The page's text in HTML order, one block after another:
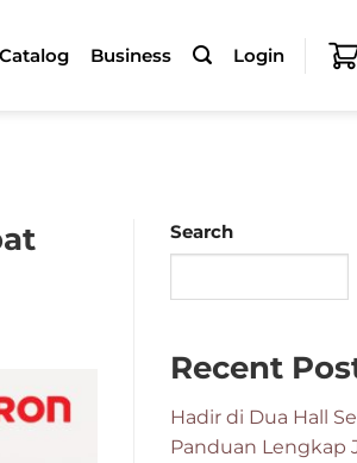
Business Login
Search
Recent
Hadir di Dua Hall
Panduan Lengkap